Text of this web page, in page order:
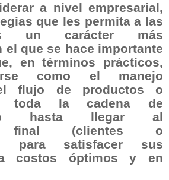
a nivel empresarial,
que les permita a las
un carácter más
el que se hace importante
en términos prácticos,
como el manejo
flujo de productos o
toda la cadena de
hasta llegar al
final (clientes o
para satisfacer sus
a costos óptimos y en